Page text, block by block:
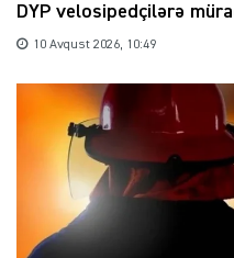
DYP velosipedçilərə
10 Avqust 2026, 10:49